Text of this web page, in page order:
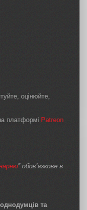
оцінюйте,
платформі Patreon
” обов’язкове в
та